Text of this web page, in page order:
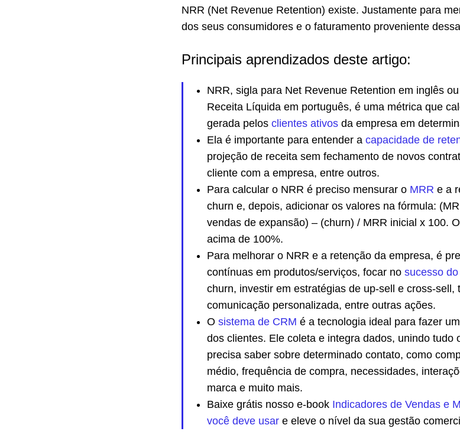
NRR (Net Revenue Retention) existe. Justamente para
dos seus consumidores e o faturamento proveniente
Principais aprendizados deste artigo:
NRR, sigla para Net Revenue Retention em inglês
Receita Líquida em português, é uma métrica que
gerada pelos clientes ativos da empresa em
Ela é importante para entender a capacidade de
projeção de receita sem fechamento de novos
cliente com a empresa, entre outros.
Para calcular o NRR é preciso mensurar o MRR e a
churn e, depois, adicionar os valores na fórmula:
vendas de expansão) – (churn) / MRR inicial x 100.
acima de 100%.
Para melhorar o NRR e a retenção da empresa, é
contínuas em produtos/serviços, focar no sucesso
churn, investir em estratégias de up-sell e cross-sell,
comunicação personalizada, entre outras ações.
O sistema de CRM é a tecnologia ideal para fazer
dos clientes. Ele coleta e integra dados, unindo tudo
precisa saber sobre determinado contato, como
médio, frequência de compra, necessidades,
marca e muito mais.
Baixe grátis nosso e-book Indicadores de Vendas e
você deve usar e eleve o nível da sua gestão